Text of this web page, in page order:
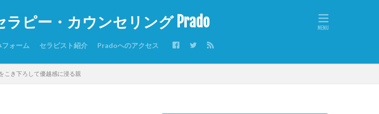
ピー・カウンセリング Prado
フォーム セラピスト紹介 Pradoへのアクセス
こき下ろして優越感に浸る親